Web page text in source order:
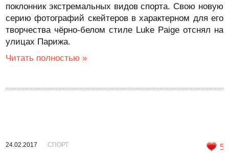
поклонник экстремальных видов спорта. Свою новую
серию фотографий скейтеров в характерном для его
творчества чёрно-белом стиле Luke Paige отснял на
улицах Парижа.
Читать полностью »
24.02.2017 СПОРТ 5